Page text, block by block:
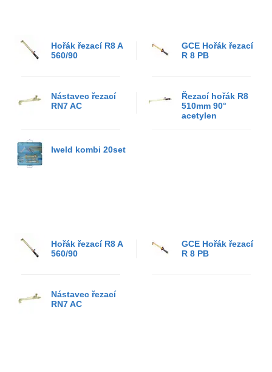
Hořák řezací R8 A
560/90
GCE Hořák řezací
R 8 PB
Nástavec řezací
RN7 AC
Řezací hořák R8
510mm 90°
acetylen
Iweld kombi 20set
Hořák řezací R8 A
560/90
GCE Hořák řezací
R 8 PB
Nástavec řezací
RN7 AC